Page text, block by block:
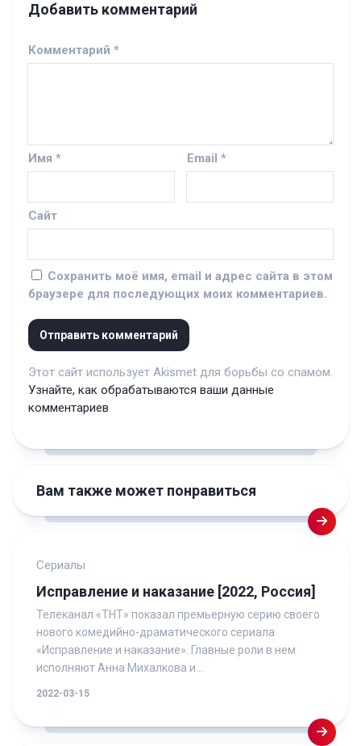
Добавить комментарий
Комментарий *
Имя * Email *
Сайт
Сохранить моё имя, email и адрес сайта в этом
браузере для последующих моих комментариев.
Этот сайт использует Akismet для борьбы со спамом.
Узнайте, как обрабатываются ваши данные
комментариев.
Вам также может понравиться
Сериалы
Исправление и наказание [2022, Россия]
Телеканал «ТНТ» показал премьерную серию своего
нового комедийно-драматического сериала
«Исправление и наказание». Главные роли в нем
исполняют Анна Михалкова и...
2022-03-15